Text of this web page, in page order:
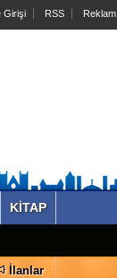
Girişi RSS Reklam
KİTAP
İlanlar